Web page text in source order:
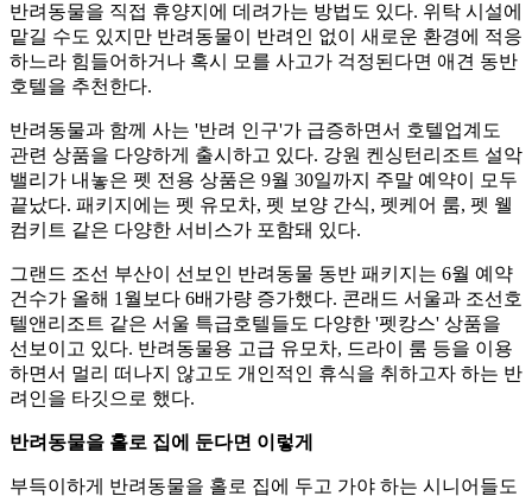
반려동물을 직접 휴양지에 데려가는 방법도 있다. 위탁 시설에
맡길 수도 있지만 반려동물이 반려인 없이 새로운 환경에 적응
하느라 힘들어하거나 혹시 모를 사고가 걱정된다면 애견 동반
호텔을 추천한다.
반려동물과 함께 사는 '반려 인구'가 급증하면서 호텔업계도
관련 상품을 다양하게 출시하고 있다. 강원 켄싱턴리조트 설악
밸리가 내놓은 펫 전용 상품은 9월 30일까지 주말 예약이 모두
끝났다. 패키지에는 펫 유모차, 펫 보양 간식, 펫케어 룸, 펫 웰
컴키트 같은 다양한 서비스가 포함돼 있다.
그랜드 조선 부산이 선보인 반려동물 동반 패키지는 6월 예약
건수가 올해 1월보다 6배가량 증가했다. 콘래드 서울과 조선호
텔앤리조트 같은 서울 특급호텔들도 다양한 '펫캉스' 상품을
선보이고 있다. 반려동물용 고급 유모차, 드라이 룸 등을 이용
하면서 멀리 떠나지 않고도 개인적인 휴식을 취하고자 하는 반
려인을 타깃으로 했다.
반려동물을 홀로 집에 둔다면 이렇게
부득이하게 반려동물을 홀로 집에 두고 가야 하는 시니어들도